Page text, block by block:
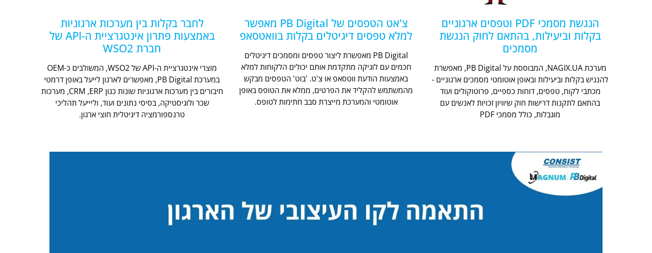
הנגשת מסמכי PDF וטפסים ארגוניים
בקלות וביעילות, בהתאם לחוק הנגשת
מסמכים
מערכת NAGIX.UA, המבוססת על PB Digital, מאפשרת
להנגיש בקלות וביעילות ובאופן אוטומטי מסמכים ארגוניים -
מכתבי לקוח, טפסים, דוחות כספיים, פרוטוקולים ועוד
בהתאם לתקנות דרישות חוק שיוויון זכויות לאנשים עם
מוגבלות, כולל מסמכי PDF
צ'אט הטפסים של PB Digital מאפשר
למלא טפסים דיגיטלים בקלות בוואטסאפ
PB Digital מאפשרת ליצור טפסים ומסמכים דיגיטלים
חכמים עם לוגיקה מתקדמת אותם יכולים הלקוחות למלא
באמצעות הודעת ווטסאפ או צ'ט. 'בוט' הטפסים מבקש
מהמשתמש להקליד את הפרטים, ממלא את הטופס באופן
אוטומטי והמערכת מייצרת סבב חתימות לטופס.
לחבר בקלות בין מערכות ארגוניות
באמצעות פתרון אינטגרציית ה-API של
חברת WSO2
מוצרי אינטגרציית ה-API של WSO2, המשולבים כ-OEM
במערכת PB Digital, מאפשרים לארגון לייעל באופן דרמטי
חיבורים בין מערכות ארגוניות שונות כגון CRM ,ERP, מערכות
שכר ולוגיסטיקה, בסיסי נתונים ועוד, וליייעל תהליכי
טרנספורמציה דיגיטלית חוצי ארגון.